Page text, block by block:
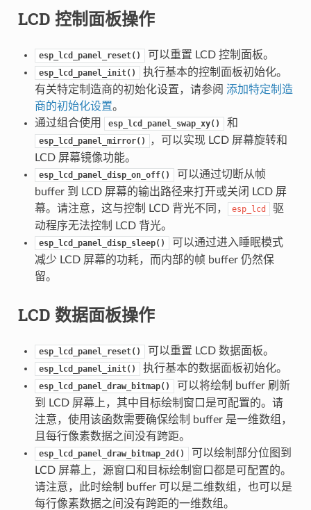
LCD 控制面板操作
esp_lcd_panel_reset() 可以重置 LCD 控制面板。
esp_lcd_panel_init()
执行基本的控制面板初始化。
有关特定制造商的初始化设置，请参阅 添加特定制造
商的初始化设置。
通过组合使用
esp_lcd_panel_swap_xy() 和
esp_lcd_panel_mirror()
，可以实现 LCD 屏幕旋转和
LCD 屏幕镜像功能。
esp_lcd_panel_disp_on_off()
可以通过切断从帧
buffer 到 LCD 屏幕的输出路径来打开或关闭 LCD 屏
幕。请注意，这与控制 LCD 背光不同，
esp_lcd
驱
动程序无法控制 LCD 背光。
esp_lcd_panel_disp_sleep()
可以通过进入睡眠模式
减少 LCD 屏幕的功耗，而内部的帧 buffer 仍然保
留。
LCD 数据面板操作
esp_lcd_panel_reset() 可以重置 LCD 数据面板。
esp_lcd_panel_init() 执行基本的数据面板初始化。
esp_lcd_panel_draw_bitmap()
可以将绘制 buffer 刷新
到 LCD 屏幕上，其中目标绘制窗口是可配置的。请
注意，使用该函数需要确保绘制 buffer 是一维数组，
且每行像素数据之间没有跨距。
esp_lcd_panel_draw_bitmap_2d()
可以绘制部分位图到
LCD 屏幕上，源窗口和目标绘制窗口都是可配置的。
请注意，此时绘制 buffer 可以是二维数组，也可以是
每行像素数据之间没有跨距的一维数组。